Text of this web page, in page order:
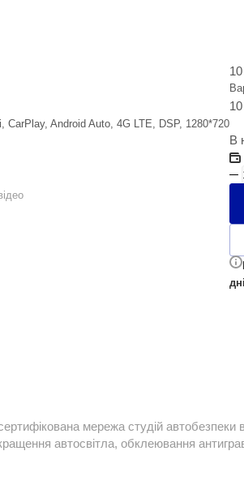
Android Auto, 4G LTE, DSP, 1280*720
В
мережа студій
автосвітла, обклеювання